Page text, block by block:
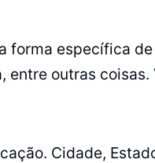
forma específica
entre outras coisas.
Cidade,